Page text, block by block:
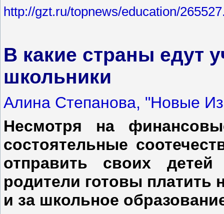
http://gzt.ru/topnews/education/
В какие страны едут
школьники
Алина Степанова, "Новые
Несмотря на
состоятельные
отправить своих
родители готовы платить
и за школьное